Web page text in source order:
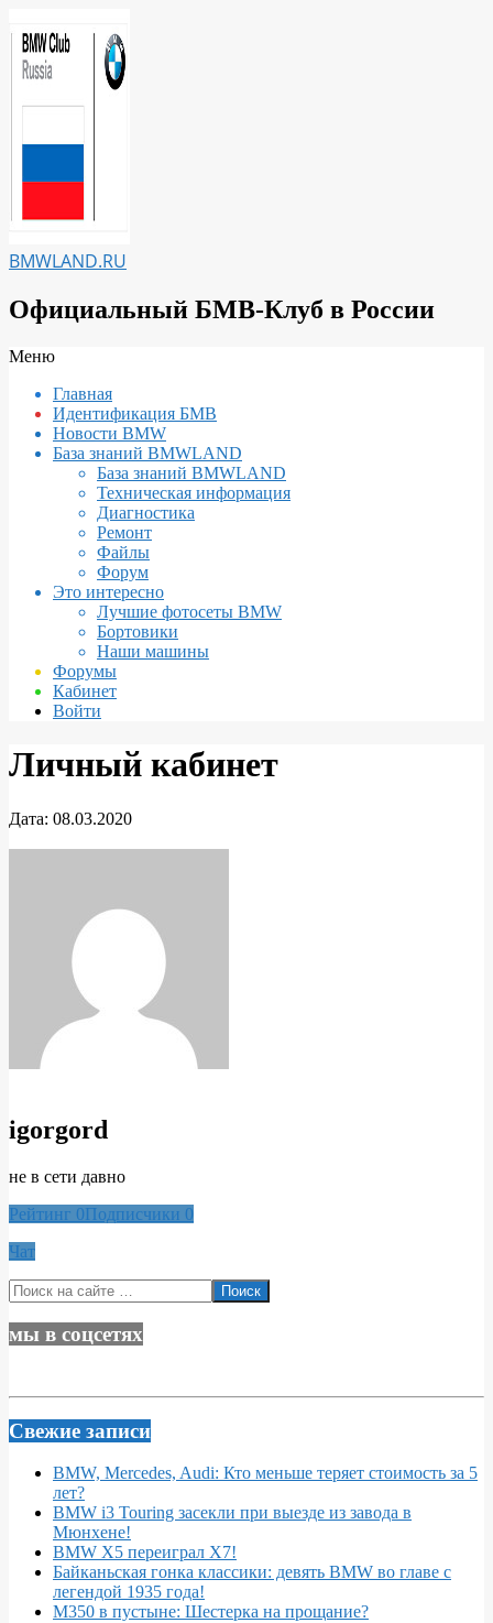
к
содержимому
BMWLAND.RU
Официальный БМВ-Клуб в России
Вторичное
навигации
Меню
Главная
Идентификация БМВ
Новости BMW
База знаний BMWLAND
База знаний BMWLAND
Техническая информация
Диагностика
Ремонт
Файлы
Форум
Это интересно
Лучшие фотосеты BMW
Бортовики
Наши машины
Форумы
Кабинет
Войти
Личный кабинет
Дата: 08.03.2020
igorgord
не в сети давно
Рейтинг 0Подписчики 0
Чат
2020-
03-
08
Поиск
мы в соцсетях
Свежие записи
BMW, Mercedes, Audi: Кто меньше теряет стоимость за 5
лет?
BMW i3 Touring засекли при выезде из завода в
Мюнхене!
BMW X5 переиграл X7!
Байканьская гонка классики: девять BMW во главе с
легендой 1935 года!
M350 в пустыне: Шестерка на прощание?